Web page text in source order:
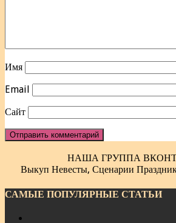
Имя
Email
Сайт
НАША ГРУППА
Выкуп Невесты, Сценарии
САМЫЕ ПОПУЛЯРНЫЕ СТАТЬИ